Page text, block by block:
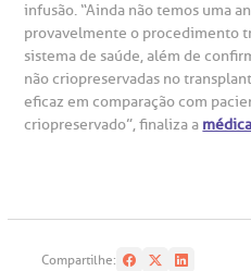
Saiba mais
Endereço:
São Paulo - SP
de órgãos
de cuidado
infusão. “Ainda não temos uma
provavelmente o procedimento
sistema de saúde, além de
não criopreservadas no
eficaz em comparação com
criopreservado”, finaliza a
Compartilhe: